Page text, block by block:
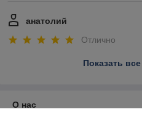
анатолий
Отлично
Показать
О нас